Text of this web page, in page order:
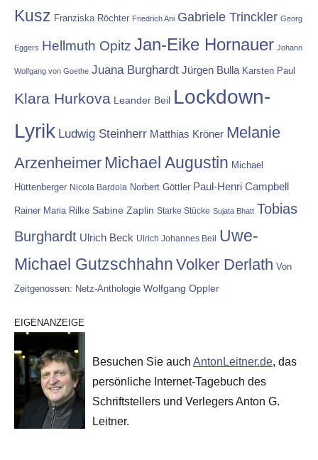
Kusz Franziska Röchter Friedrich Ani Gabriele Trinckler Georg
Eggers Hellmuth Opitz Jan-Eike Hornauer Johann
Wolfgang von Goethe Juana Burghardt Jürgen Bulla Karsten Paul
Klara Hurkova Leander Beil Lockdown-
Lyrik Ludwig Steinherr Matthias Kröner Melanie
Arzenheimer Michael Augustin Michael
Hüttenberger Nicola Bardola Norbert Göttler Paul-Henri Campbell
Rainer Maria Rilke Sabine Zaplin Starke Stücke Sujata Bhatt Tobias
Burghardt Ulrich Beck Ulrich Johannes Beil Uwe-
Michael Gutzschhahn Volker Derlath Von
Zeitgenossen: Netz-Anthologie Wolfgang Oppler
EIGENANZEIGE
Besuchen Sie auch AntonLeitner.de, das
persönliche Internet-Tagebuch des
Schriftstellers und Verlegers Anton G.
Leitner.